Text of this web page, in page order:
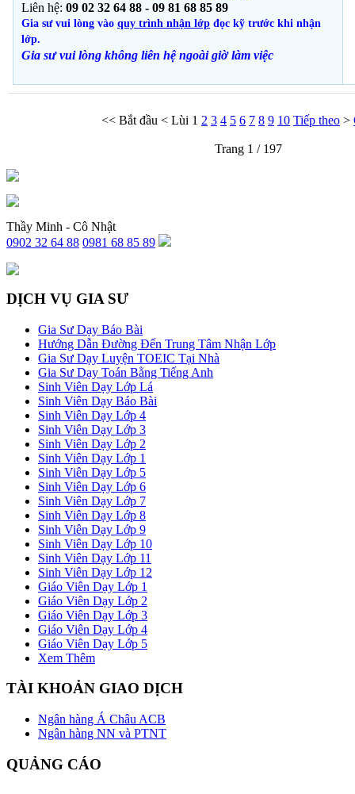
Liên hệ: 09 02 32 64 88 - 09 81 68 85 89
Gia sư vui lòng vào quy trình nhận lớp đọc kỹ trước khi nhận
lớp.
Gia sư vui lòng không liên hệ ngoài giờlàm việc
<< Bắt đầu < Lùi 1 2 3 4 5 6 7 8 9 10 Tiếp theo >
Trang 1 / 197
Thầy Minh - Cô Nhật
0902 32 64 88 0981 68 85 89
DỊCH VỤ GIA SƯ
Gia Sư Dạy Báo Bài
Hướng Dẫn Đường Đến Trung Tâm Nhận Lớp
Gia Sư Dạy Luyện TOEIC Tại Nhà
Gia Sư Dạy Toán Bằng Tiếng Anh
Sinh Viên Dạy Lớp Lá
Sinh Viên Dạy Báo Bài
Sinh Viên Dạy Lớp 4
Sinh Viên Dạy Lớp 3
Sinh Viên Dạy Lớp 2
Sinh Viên Dạy Lớp 1
Sinh Viên Dạy Lớp 5
Sinh Viên Dạy Lớp 6
Sinh Viên Dạy Lớp 7
Sinh Viên Dạy Lớp 8
Sinh Viên Dạy Lớp 9
Sinh Viên Dạy Lớp 10
Sinh Viên Dạy Lớp 11
Sinh Viên Dạy Lớp 12
Giáo Viên Dạy Lớp 1
Giáo Viên Dạy Lớp 2
Giáo Viên Dạy Lớp 3
Giáo Viên Dạy Lớp 4
Giáo Viên Dạy Lớp 5
Xem Thêm
TÀI KHOẢN GIAO DỊCH
Ngân hàng Á Châu ACB
Ngân hàng NN và PTNT
QUẢNG CÁO